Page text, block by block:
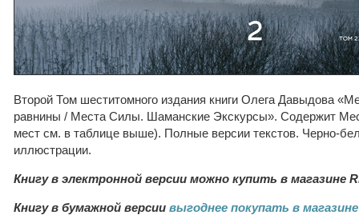
Второй Том шеститомного издания книги Олега Давыдова
равнины / Места Силы. Шаманские Экскурсы». Содержит
мест см. в таблице выше). Полные версии текстов. Черно-
иллюстрации.
Книгув электронной версии можно купить в магазине
Книгу в бумажной версии выгоднее покупать в